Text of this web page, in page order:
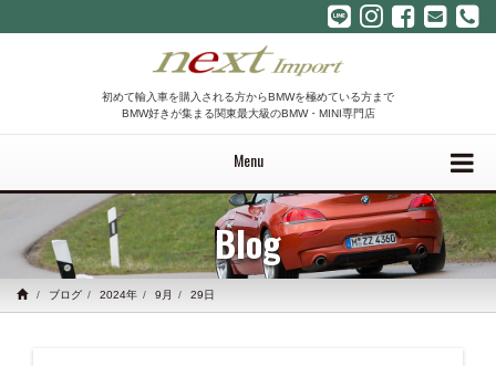
初めて輸入車を購入される方からBMWを極めている方まで
BMW好きが集まる関東最大級のBMW・MINI専門店
Menu
Blog
ブログ 2024年 9月 29日